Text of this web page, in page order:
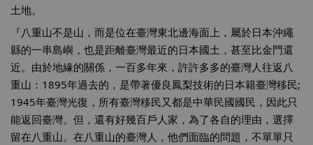
土地。
『八重山不是山，而是位在臺灣東北邊海面上，屬於日本沖繩
縣的一串島嶼，也是距離臺灣最近的日本國土，甚至比金門還
近。由於地緣的關係，一百多年來，許許多多的臺灣人往返八
重山：1895年過去的，是帶著優良鳳梨技術的日本籍臺灣移民;
1945年臺灣光復，所有臺灣移民又都是中華民國國民，因此只
能返回臺灣。但，還有好幾百戶人家，為了各自的理由，選擇
留在八重山。在八重山的臺灣人，他們面臨的問題，不單單只